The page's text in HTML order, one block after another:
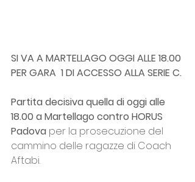
SI VA A MARTELLAGO OGGI ALLE 18.00
PER GARA  1 DI ACCESSO ALLA SERIE C.
Partita decisiva quella di oggi alle
18.00 a Martellago contro HORUS
Padova per la prosecuzione del
cammino delle ragazze di Coach
Aftabi.